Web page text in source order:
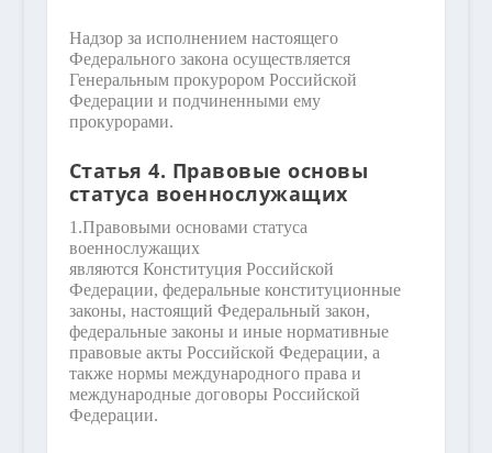
Надзор за исполнением настоящего
Федерального закона осуществляется
Генеральным прокурором Российской
Федерации и подчиненными ему
прокурорами.
Статья 4. Правовые основы
статуса военнослужащих
1.Правовыми основами статуса
военнослужащих
являются Конституция Российской
Федерации, федеральные конституционные
законы, настоящий Федеральный закон,
федеральные законы и иные нормативные
правовые акты Российской Федерации, а
также нормы международного права и
международные договоры Российской
Федерации.